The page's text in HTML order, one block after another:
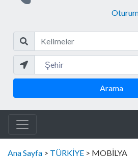
Şehir
Arama
Ana Sayfa > TÜRKİYE > MOBİLYA